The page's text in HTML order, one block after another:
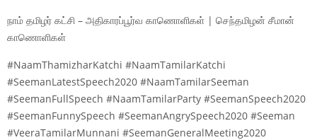
நாம் தமிழர் கட்சி – அதிகாரப்பூர்வ காணொளிகள் | செந்தமிழன் சீமான்
காணொளிகள்
#NaamThamizharKatchi #NaamTamilarKatchi
#SeemanLatestSpeech2020 #NaamTamilarSeeman
#SeemanFullSpeech #NaamTamilarParty #SeemanSpeech2020
#SeemanFunnySpeech #SeemanAngrySpeech2020 #Seeman
#VeeraTamilarMunnani #SeemanGeneralMeeting2020